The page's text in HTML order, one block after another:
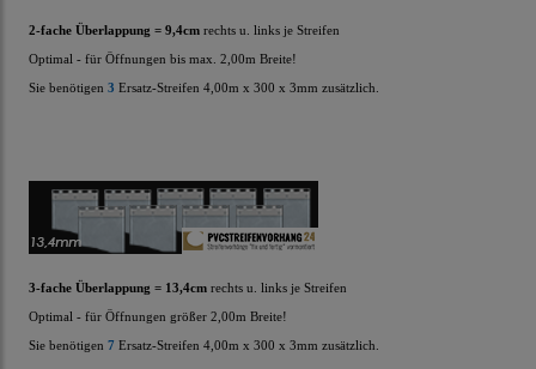
2-fache Überlappung = 9,4cm rechts u. links je Streifen
Optimal - für Öffnungen bis max. 2,00m Breite!
Sie benötigen 3 Ersatz-Streifen 4,00m x 300 x 3mm zusätzlich.
3-fache Überlappung = 13,4cm rechts u. links je Streifen
Optimal - für Öffnungen größer 2,00m Breite!
Sie benötigen 7 Ersatz-Streifen 4,00m x 300 x 3mm zusätzlich.